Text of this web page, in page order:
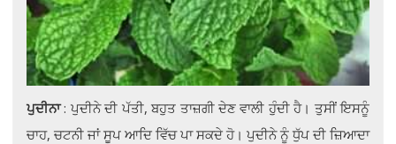
ਪੁਦੀਨਾ: ਪੁਦੀਨੇ ਦੀ ਪੱਤੀ, ਬਹੁਤ ਤਾਜ਼ਗੀ ਦੇਣ ਵਾਲੀ ਹੁੰਦੀ ਹੈ। ਤੁਸੀਂ ਇਸਨੂੰ
ਚਾਹ, ਚਟਨੀ ਜਾਂ ਸੂਪ ਆਦਿ ਵਿੱਚ ਪਾ ਸਕਦੇ ਹੋ। ਪੁਦੀਨੇ ਨੂੰ ਧੁੱਪ ਦੀ ਜ਼ਿਆਦਾ